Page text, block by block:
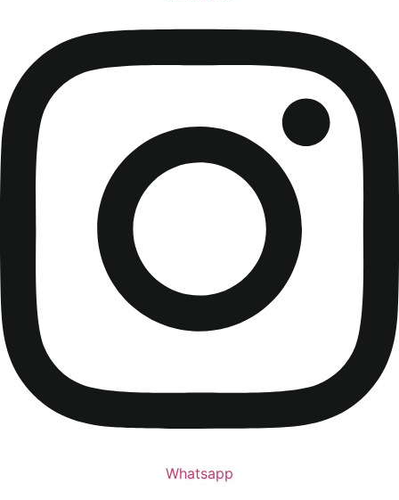
Whatsapp